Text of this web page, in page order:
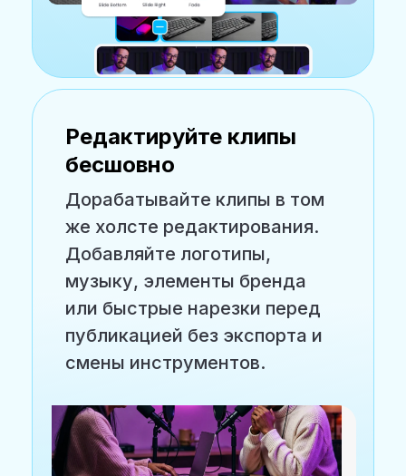
Редактируйте клипы
бесшовно
Дорабатывайте клипы в том
же холсте редактирования.
Добавляйте логотипы,
музыку, элементы бренда
или быстрые нарезки перед
публикацией без экспорта и
смены инструментов.